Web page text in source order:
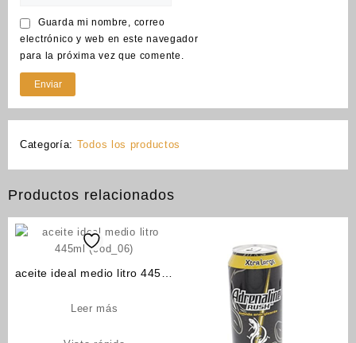
Guarda mi nombre, correo
electrónico y web en este navegador
para la próxima vez que comente.
Categoría: Todos los productos
Productos relacionados
aceite ideal medio litro 445ml
Leer más